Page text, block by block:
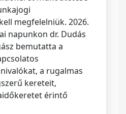
megfelelniük. 2026.
napunkon dr. Dudás
bemutatta a
a rugalmas
kereteit,
érintő